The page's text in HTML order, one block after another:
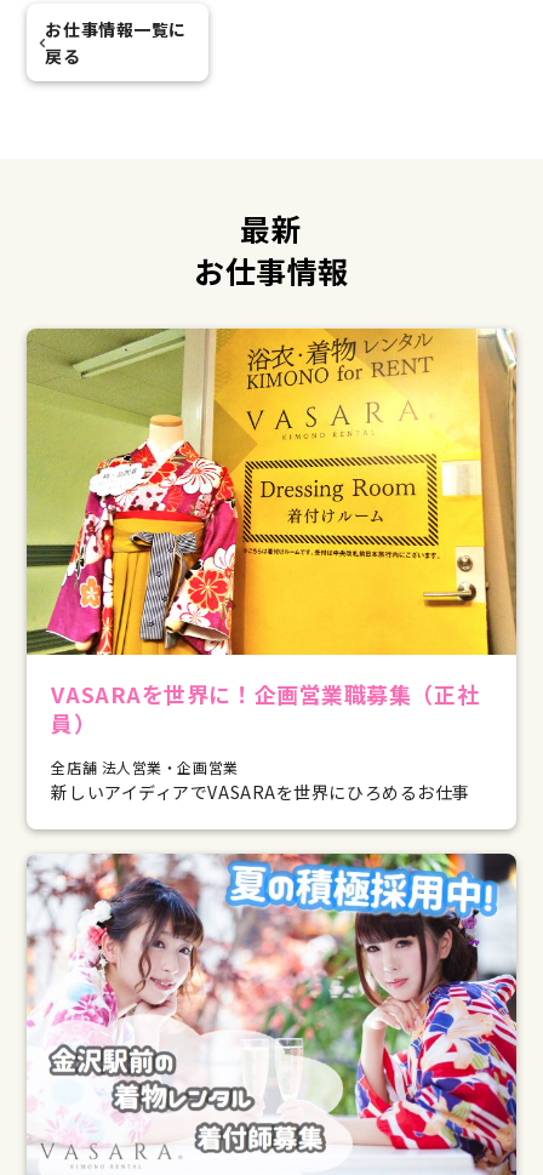
お仕事情報一覧に
戻る
最新
お仕事情報
VASARAを世界に！企画営業職募集（正社
員）
全店舗 法人営業・企画営業
新しいアイディアでVASARAを世界にひろめるお仕事